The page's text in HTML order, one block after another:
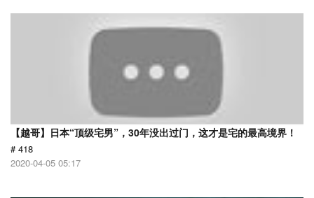
【越哥】日本“顶级宅男”，30年没出过门，这才是宅的最高境界！
# 418
2020-04-05 05:17